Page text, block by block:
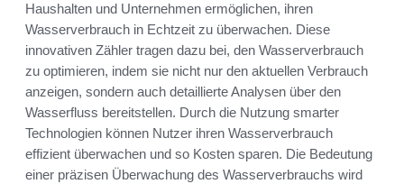
Haushalten und Unternehmen ermöglichen, ihren
Wasserverbrauch in Echtzeit zu überwachen. Diese
innovativen Zähler tragen dazu bei, den Wasserverbrauch
zu optimieren, indem sie nicht nur den aktuellen Verbrauch
anzeigen, sondern auch detaillierte Analysen über den
Wasserfluss bereitstellen. Durch die Nutzung smarter
Technologien können Nutzer ihren Wasserverbrauch
effizient überwachen und so Kosten sparen. Die Bedeutung
einer präzisen Überwachung des Wasserverbrauchs wird